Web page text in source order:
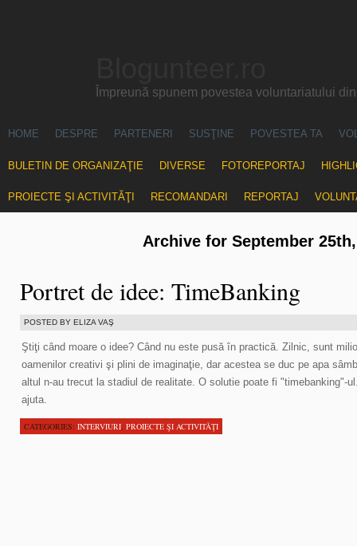
Împreună spunem povestea voluntariatului
HOME DESPRE PARTENERI SUSŢINE POVESTEA TA
BULETIN DE ORGANIZAŢIE DIVERSE FOTOREPORTAJ
PROIECTE ŞI ACTIVITĂŢI RECOMANDARI REPORTAJ
Archive for September 25th,
Portret de idee: TimeBanking
POSTED BY ELIZA VAŞ
Ştiţi când moare o idee? Când nu este pusă în practică. Zilnic, sunt
oamenilor creativi şi plini de imaginaţie, dar acestea se duc pe apa
altul n-au trecut la stadiul de realitate. O solutie poate fi "timebanking"-
ajuta.
CATEGORIES: INTERVIURI, PROIECTE ŞI ACTIVITĂŢI